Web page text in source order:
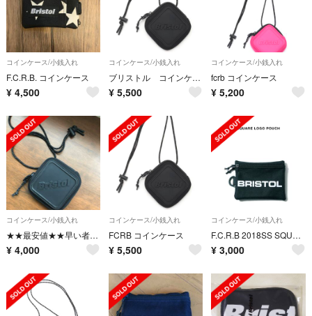
コインケース/小銭入れ
F.C.R.B. コインケース
¥ 4,500
コインケース/小銭入れ
ブリストル コインケース
¥ 5,500
コインケース/小銭入れ
fcrb コインケース
¥ 5,200
コインケース/小銭入れ
★★最安値★★早い者勝ち★★F.C.R.B.★★仙台SOPH購入品★★
¥ 4,000
コインケース/小銭入れ
FCRB コインケース
¥ 5,500
コインケース/小銭入れ
F.C.R.B 2018SS SQUARE LOGO PORCH
¥ 3,000